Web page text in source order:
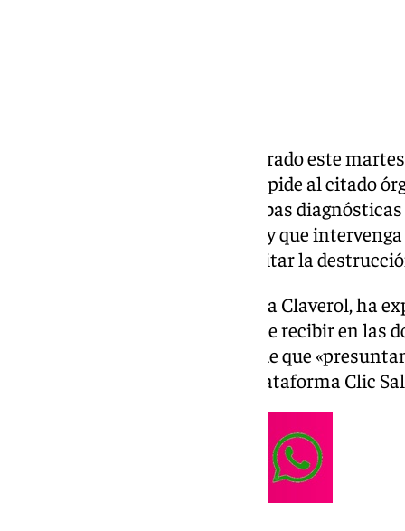
La asociación Amama ha registrado este
Superior de Andalucía en el que pide al citado
«presunta destrucción» de pruebas
Servicio Andaluz de Salud (SAS) y que
plataformas del SAS «a fin de evitar la
La presidenta de Amama, Ángela Claverol, ha
tomado esta decisión después de recibir en las
usuarias» en las que advertían de que
mamografías y pruebas de la plataforma Clic